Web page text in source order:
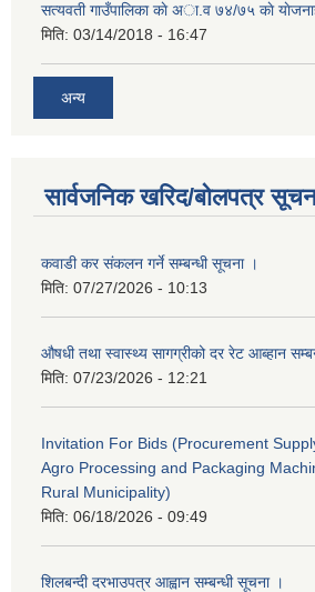
सत्यवती गाउँपालिका काे अा‍.व ७४/७५ काे
मिति: 03/14/2018 - 16:47
अन्य
सार्वजनिक खरिद/बोलपत्र
कवाडी कर संकलन गर्ने सम्बन्धी सूचना ।
मिति: 07/27/2026 - 10:13
औषधी तथा स्वास्थ्य सागग्रीको दर रेट आब्हान
मिति: 07/23/2026 - 12:21
Invitation For Bids (Procurement
Agro Processing and Packaging
Rural Municipality)
मिति: 06/18/2026 - 09:49
शिलबन्दी दरभाउपत्र आह्वान सम्बन्धी सूचना ।